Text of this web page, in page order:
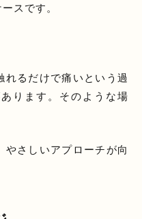
スです。
れるだけで痛いという過
ります。そのような場
やさしいアプローチが向